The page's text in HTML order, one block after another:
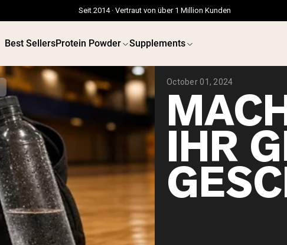
Seit 2014 · Vertraut von über 1 Million Kunden
Best SellersProtein Powder Supplements
October 01, 2024
IHR